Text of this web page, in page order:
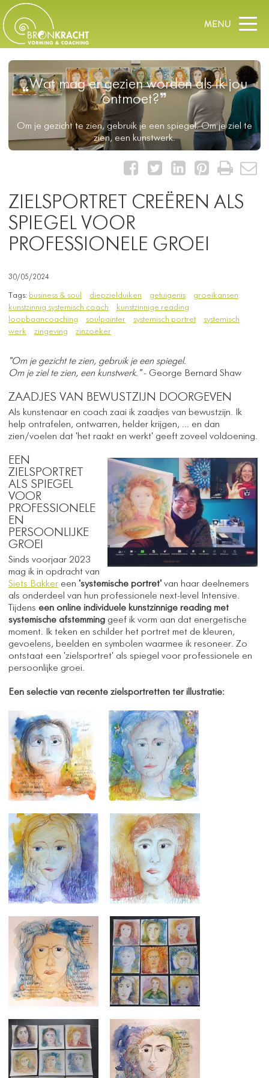
Wat mag er gezien worden als ik jou
ontmoet?
Om je gezicht te zien, gebruik je een spiegel. ​Om je ziel te
zien, een kunstwerk.
ZIELSPORTRET CREËREN ALS
SPIEGEL VOOR
PROFESSIONELE GROEI
30/05/2024
Tags: business & soul diepzielduiken getuigenis
groeikansen
kunstzinnig systemisch coach
kunstzinnige reading
loopbaancoaching
soulpainter systemisch portret
systemisch
werk
zingeving zinzoeker
"Om je gezicht te zien, gebruik je een spiegel.
​Om je ziel te zien, een kunstwerk."- George Bernard Shaw
ZAADJES VAN BEWUSTZIJN DOORGEVEN
Als kunstenaar en coach zaai ik zaadjes van bewustzijn. Ik
help ontrafelen, ontwarren, helder krijgen, ... en dan
zien/voelen dat 'het raakt en werkt' geeft zoveel voldoening.
EEN
ZIELSPORTRET
ALS SPIEGEL
VOOR
PROFESSIONELE
EN
PERSOONLIJKE
GROEI
Sinds voorjaar 2023
mag ik in opdracht van
Siets Bakker een 'systemische portret' van haar deelnemers
als onderdeel van hun professionele next-level Intensive.
Tijdens een online individuele kunstzinnige reading met
systemische afstemming geef ik vorm aan dat energetische
moment. Ik teken en schilder het portret met de kleuren,
gevoelens, beelden en symbolen waarmee ik resoneer. Zo
ontstaat een 'zielsportret' als spiegel voor professionele en
persoonlijke groei.
Een selectie van recente zielsportretten ter illustratie: